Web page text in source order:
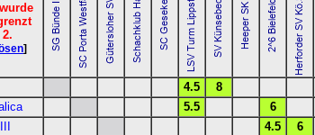
]
4.5 8
5.5 6
4.5 6